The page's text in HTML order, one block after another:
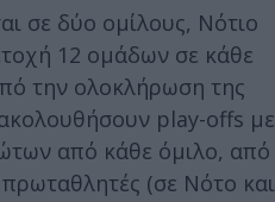
σε δύο ομίλους, Νότιο
12 ομάδων σε κάθε
την ολοκλήρωση της
play-offs με
από κάθε όμιλο, από
(σε Νότο και